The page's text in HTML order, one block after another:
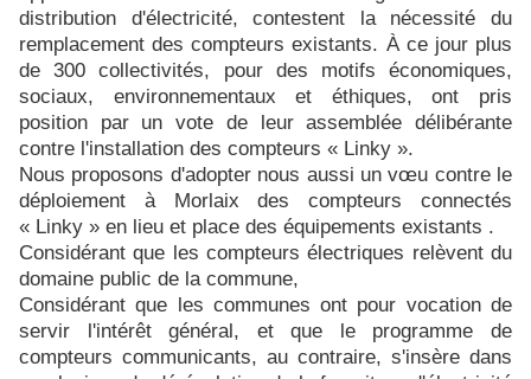
distribution d'électricité, contestent la nécessité du
remplacement des compteurs existants. À ce jour plus
de 300 collectivités, pour des motifs économiques,
sociaux, environnementaux et éthiques, ont pris
position par un vote de leur assemblée délibérante
contre l'installation des compteurs « Linky ».
Nous proposons d'adopternous aussi un vœu contre le
déploiement à Morlaix des compteurs connectés
« Linky » en lieu et place des équipements existants .
Considérant que les compteurs électriques relèvent du
domaine public de la commune,
Considérant que les communes ont pour vocation de
servir l'intérêt général, et que le programme de
compteurs communicants, au contraire, s'insère dans